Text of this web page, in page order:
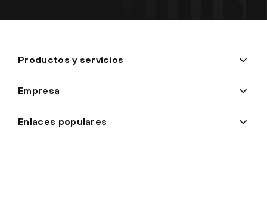
Productos y servicios
Empresa
Enlaces populares